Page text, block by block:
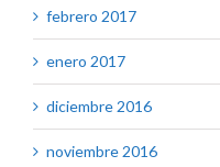
febrero 2017
enero 2017
diciembre 2016
noviembre 2016